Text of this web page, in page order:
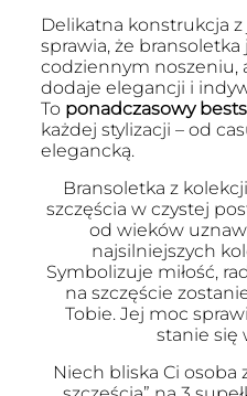
Delikatna konstrukcja
sprawia, że
codziennym noszeniu,
dodaje elegancji i
To ponadczasowy
każdej stylizacji – od
elegancką.
Bransoletka z
szczęścia w czystej
od wieków
najsilniejszych
Symbolizuje miłość,
na szczęście
Tobie. Jej moc
stanie się
Niech bliska Ci osoba